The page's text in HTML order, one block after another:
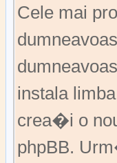
Cele mai
instala
crea�i o
phpBB.